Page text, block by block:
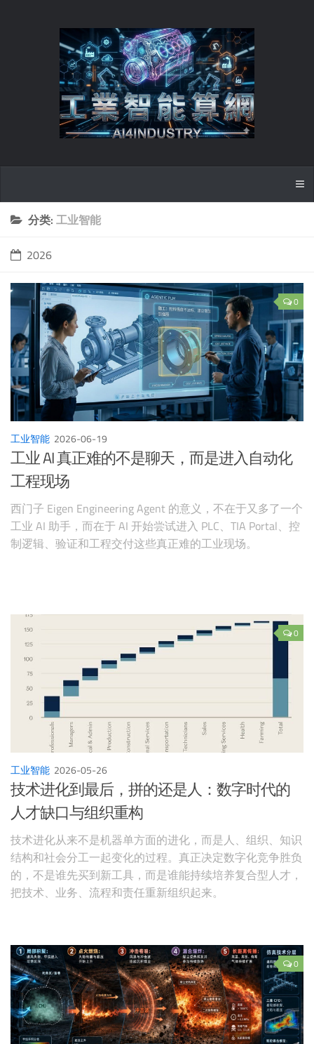
分类: 工业智能
2026
0
工业智能 2026-06-19
工业 AI 真正难的不是聊天，而是进入自动化
工程现场
西门子 Eigen Engineering Agent 的意义，不在于又多了一个
工业 AI 助手，而在于 AI 开始尝试进入 PLC、TIA Portal、控
制逻辑、验证和工程交付这些真正难的工业现场。
0
工业智能 2026-05-26
技术进化到最后，拼的还是人：数字时代的
人才缺口与组织重构
技术进化从来不是机器单方面的进化，而是人、组织、知识
结构和社会分工一起变化的过程。真正决定数字化竞争胜负
的，不是谁先买到新工具，而是谁能持续培养复合型人才，
把技术、业务、流程和责任重新组织起来。
0